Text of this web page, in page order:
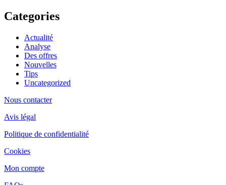
Categories
Actualité
Analyse
Des offres
Nouvelles
Tips
Uncategorized
Nous contacter
Avis légal
Politique de confidentialité
Cookies
Mon compte